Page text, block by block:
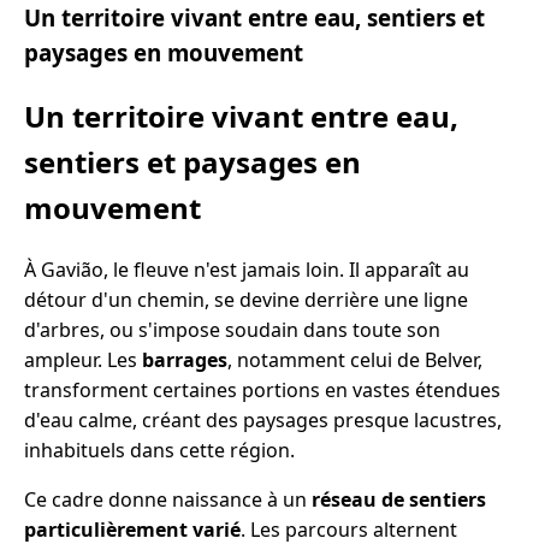
Un territoire vivant entre eau, sentiers et
paysages en mouvement
Un territoire vivant entre eau,
sentiers et paysages en
mouvement
À Gavião, le fleuve n'est jamais loin. Il apparaît au
détour d'un chemin, se devine derrière une ligne
d'arbres, ou s'impose soudain dans toute son
ampleur. Les barrages, notamment celui de Belver,
transforment certaines portions en vastes étendues
d'eau calme, créant des paysages presque lacustres,
inhabituels dans cette région.
Ce cadre donne naissance à un réseau de sentiers
particulièrement varié. Les parcours alternent